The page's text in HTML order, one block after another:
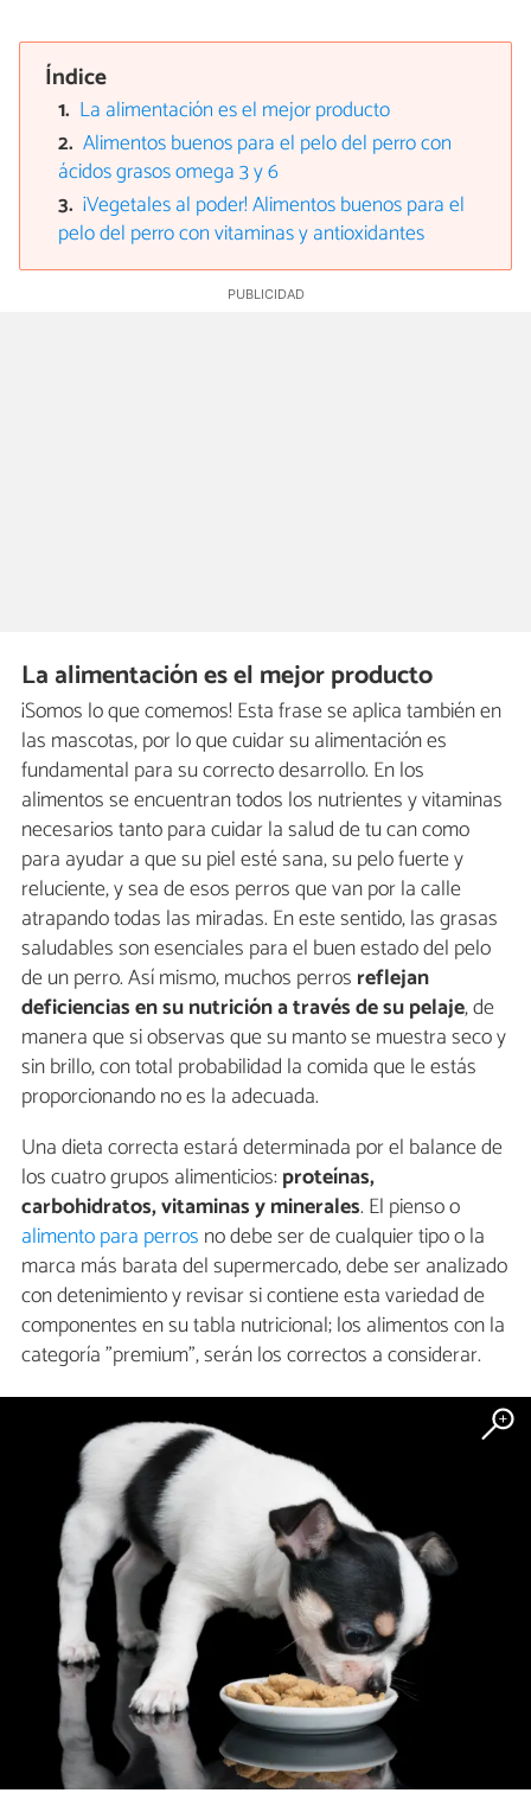
Índice
La alimentación es el mejor producto
Alimentos buenos para el pelo del perro con
ácidos grasos omega 3 y 6
¡Vegetales al poder! Alimentos buenos para el
pelo del perro con vitaminas y antioxidantes
La alimentación es el mejor producto
¡Somos lo que comemos! Esta frase se aplica también en
las mascotas, por lo que cuidar su alimentación es
fundamental para su correcto desarrollo. En los
alimentos se encuentran todos los nutrientes y vitaminas
necesarios tanto para cuidar la salud de tu can como
para ayudar a que su piel esté sana, su pelo fuerte y
reluciente, y sea de esos perros que van por la calle
atrapando todas las miradas. En este sentido, las grasas
saludables son esenciales para el buen estado del pelo
de un perro. Así mismo, muchos perros reflejan
deficiencias en su nutrición a través de su pelaje, de
manera que si observas que su manto se muestra seco y
sin brillo, con total probabilidad la comida que le estás
proporcionando no es la adecuada.
Una dieta correcta estará determinada por el balance de
los cuatro grupos alimenticios:proteínas,
carbohidratos, vitaminas y minerales. El pienso o
alimento para perros no debe ser de cualquier tipo o la
marca más barata del supermercado, debe ser analizado
con detenimiento y revisar si contiene esta variedad de
componentes en su tabla nutricional; los alimentos con la
categoría "premium", serán los correctos a considerar.